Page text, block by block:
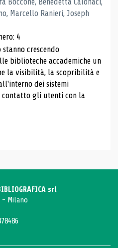
Marcello Ranieri, Joseph
4
stanno crescendo
biblioteche accademiche un
la visibilità, la scopribilità e
dei sistemi
contatto gli utenti con la
srl
- Milano